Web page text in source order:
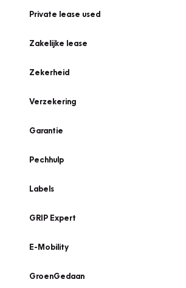
Private lease used
Zakelijke lease
Zekerheid
Verzekering
Garantie
Pechhulp
Labels
GRIP Expert
E-Mobility
GroenGedaan